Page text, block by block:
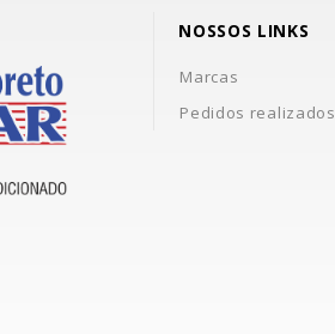
NOSSOS LINKS
Marcas
Pedidos realizados